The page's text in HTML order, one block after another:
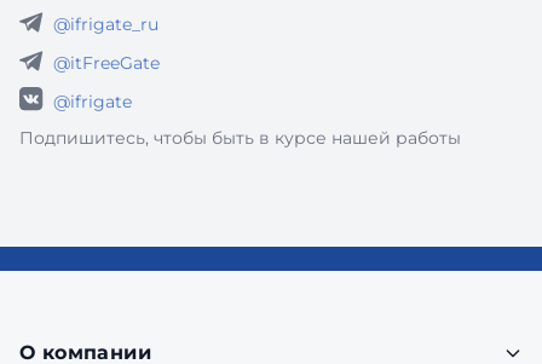
@ifrigate_ru
@itFreeGate
@ifrigate
Подпишитесь, чтобы быть в курсе нашей работы
О компании